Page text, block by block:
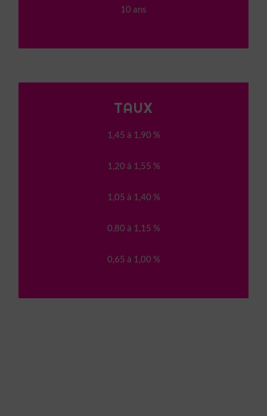
10 ans
TAUX
1,45 à 1,90 %
1,20 à 1,55 %
1,05 à 1,40 %
0,80 à 1,15 %
0,65 à 1,00 %